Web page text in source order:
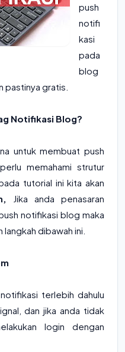
push
notifi
kasi
pada
blog
pastinya gratis.
Notifikasi Blog?
untuk membuat push
memahami strutur
tutorial ini kita akan
Jika anda penasaran
notifikasi blog maka
dibawah ini.
terlebih dahulu
dan jika anda tidak
login dengan